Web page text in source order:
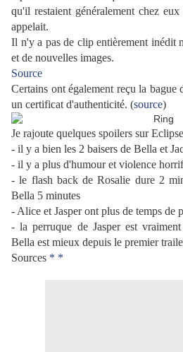
qu'il restaient généralement chez
appelait.
Il n'y a pas de clip entièrement inédit
et de nouvelles images.
Source
Certains ont également reçu la bague
un certificat d'authenticité. (source)
Je rajoute quelques spoilers sur
- il y a bien les 2 baisers de Bella et
- il y a plus d'humour et violence
- le flash back de Rosalie dure 2
Bella 5 minutes
- Alice et Jasper ont plus de temps de
- la perruque de Jasper est
Bella est mieux depuis le premier
Sources * *